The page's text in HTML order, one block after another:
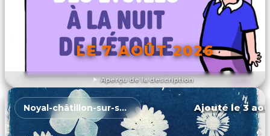
Aperçu de la description
LE 7 AOÛT 2026
DÉCOUVRIR L'ÉVÉNEMENT
Noyal-châtillon-sur-seiche Ajouté le 3